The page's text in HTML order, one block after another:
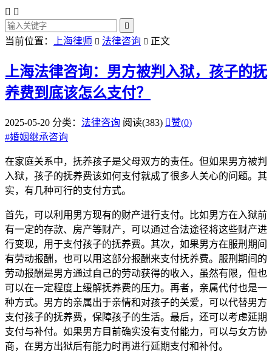
 

当前位置： 上海律师  法律咨询  正文
上海法律咨询：男方被判入狱，孩子的抚
养费到底该怎么支付？
2025-05-20 分类： 法律咨询 阅读(383) 赞(0)
#婚姻继承咨询
在家庭关系中，抚养孩子是父母双方的责任。但如果男方被判
入狱，孩子的抚养费该如何支付就成了很多人关心的问题。其
实，有几种可行的支付方式。
首先，可以利用男方现有的财产进行支付。比如男方在入狱前
有一定的存款、房产等财产，可以通过合法途径将这些财产进
行变现，用于支付孩子的抚养费。其次，如果男方在服刑期间
有劳动报酬，也可以用这部分报酬来支付抚养费。服刑期间的
劳动报酬是男方通过自己的劳动获得的收入，虽然有限，但也
可以在一定程度上缓解抚养费的压力。再者，亲属代付也是一
种方式。男方的亲属出于亲情和对孩子的关爱，可以代替男方
支付孩子的抚养费，保障孩子的生活。最后，还可以考虑延期
支付与补付。如果男方目前确实没有支付能力，可以与女方协
商，在男方出狱后有能力时再进行延期支付和补付。